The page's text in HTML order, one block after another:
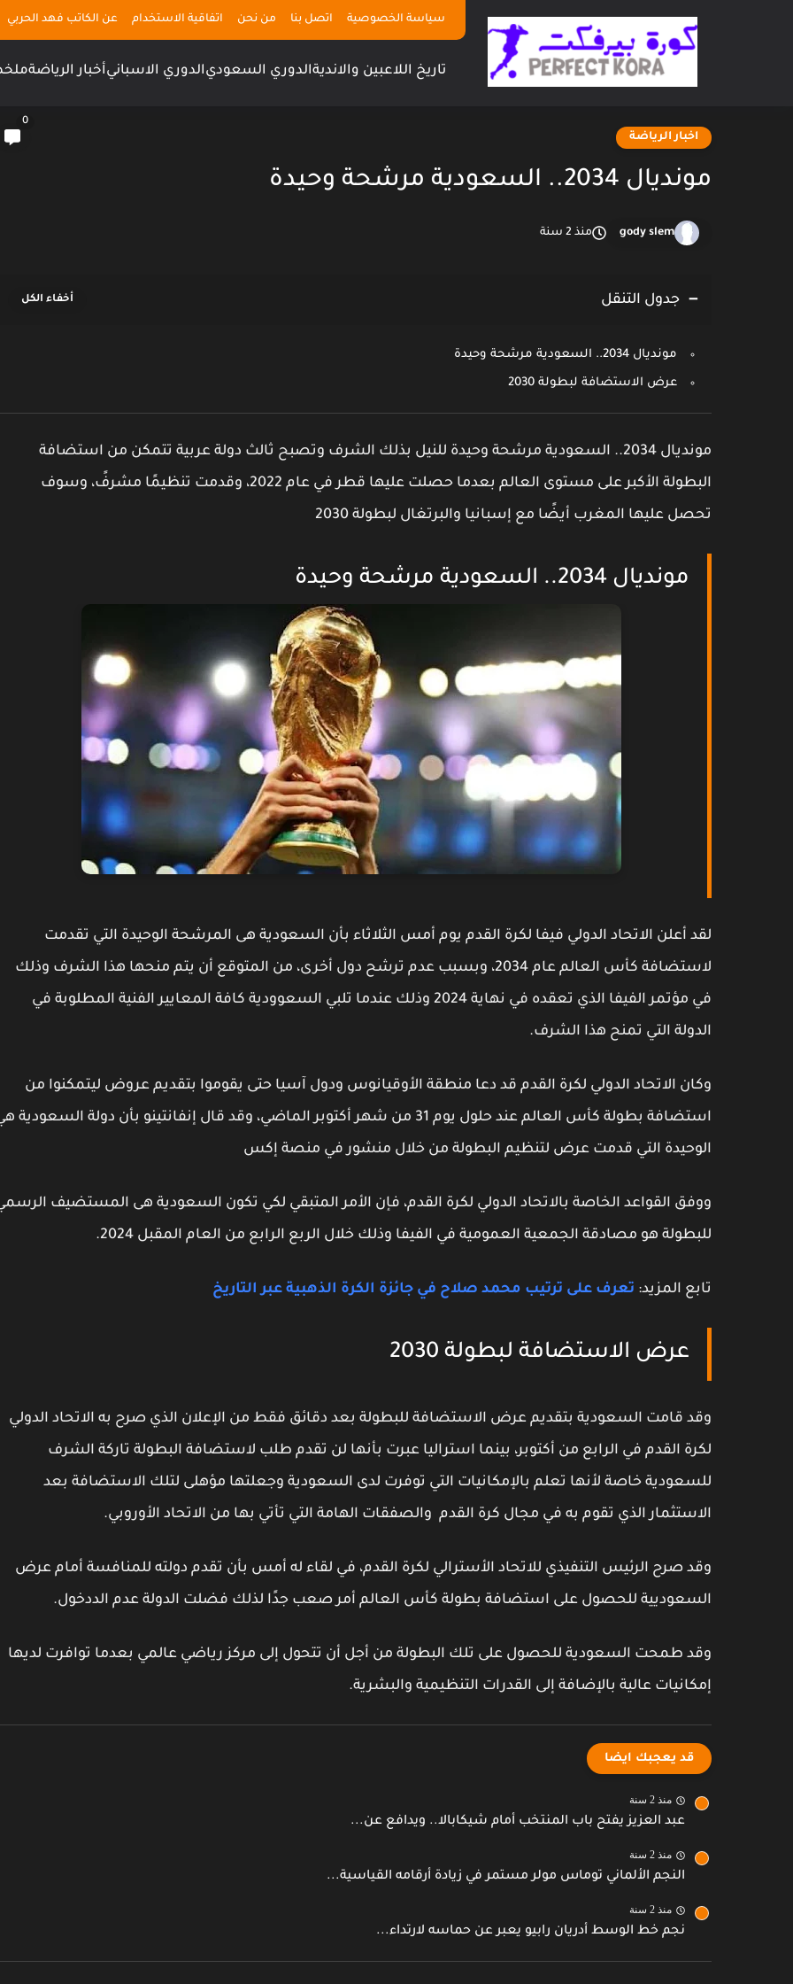
سياسة الخصوصية اتصل بنا من نحن اتفاقية الاستخدام عن الكاتب فهد الحربي
تاريخ اللاعبين والانديةالدوري السعوديالدوري الاسبانيأخبار الرياضة
اخبار الرياضة
0
مونديال 2034.. السعودية مرشحة وحيدة
gody slem منذ 2 سنة
جدول التنقل
مونديال 2034.. السعودية مرشحة وحيدة
عرض الاستضافة لبطولة 2030
مونديال 2034.. السعودية مرشحة وحيدة للنيل بذلك الشرف وتصبح ثالث دولة عربية تتمكن من استضافة
البطولة الأكبر على مستوى العالم بعدما حصلت عليها قطر في عام 2022، وقدمت تنظيمًا مشرفً، وسوف
تحصل عليها المغرب أيضًا مع إسبانيا والبرتغال لبطولة 2030
مونديال 2034.. السعودية مرشحة وحيدة
لقد أعلن الاتحاد الدولي فيفا لكرة القدم يوم أمس الثلاثاء بأن السعودية هى المرشحة الوحيدة التي تقدمت
لاستضافة كأس العالم عام 2034، وبسبب عدم ترشح دول أخرى، من المتوقع أن يتم منحها هذا الشرف وذلك
في مؤتمر الفيفا الذي تعقده في نهاية 2024 وذلك عندما تلبي السعوودية كافة المعايير الفنية المطلوبة في
الدولة التي تمنح هذا الشرف.
وكان الاتحاد الدولي لكرة القدم قد دعا منطقة الأوقيانوس ودول آسيا حتى يقوموا بتقديم عروض ليتمكنوا من
استضافة بطولة كأس العالم عند حلول يوم 31 من شهر أكتوبر الماضي، وقد قال إنفانتينو بأن دولة السعودية
الوحيدة التي قدمت عرض لتنظيم البطولة من خلال منشور في منصة إكس
ووفق القواعد الخاصة بالاتحاد الدولي لكرة القدم، فإن الأمر المتبقي لكي تكون السعودية هى المستضيف
للبطولة هو مصادقة الجمعية العمومية في الفيفا وذلك خلال الربع الرابع من العام المقبل 2024.
تابع المزيد: تعرف على ترتيب محمد صلاح في جائزة الكرة الذهبية عبر التاريخ
عرض الاستضافة لبطولة 2030
وقد قامت السعودية بتقديم عرض الاستضافة للبطولة بعد دقائق فقط من الإعلان الذي صرح به الاتحاد الدولي
لكرة القدم في الرابع من أكتوبر، بينما استراليا عبرت بأنها لن تقدم طلب لاستضافة البطولة تاركة الشرف
للسعودية خاصة لأنها تعلم بالإمكانيات التي توفرت لدى السعودية وجعلتها مؤهلى لتلك الاستضافة بعد
الاستثمار الذي تقوم به في مجال كرة القدم والصفقات الهامة التي تأتي بها من الاتحاد الأوروبي.
وقد صرح الرئيس التنفيذي للاتحاد الأسترالي لكرة القدم، في لقاء له أمس بأن تقدم دولته للمنافسة أمام عرض
السعوديية للحصول على استضافة بطولة كأس العالم أمر صعب جدًا لذلك فضلت الدولة عدم الددخول.
وقد طمحت السعودية للحصول على تلك البطولة من أجل أن تتحول إلى مركز رياضي عالمي بعدما توافرت لديها
إمكانيات عالية بالإضافة إلى القدرات التنظيمية والبشرية.
قد يعجبك ايضا
منذ 2 سنة
عبد العزيز يفتح باب المنتخب أمام شيكابالا.. ويدافع عن...
منذ 2 سنة
النجم الألماني توماس مولر مستمر في زيادة أرقامه القياسية...
منذ 2 سنة
نجم خط الوسط أدريان رابيو يعبر عن حماسه لارتداء...